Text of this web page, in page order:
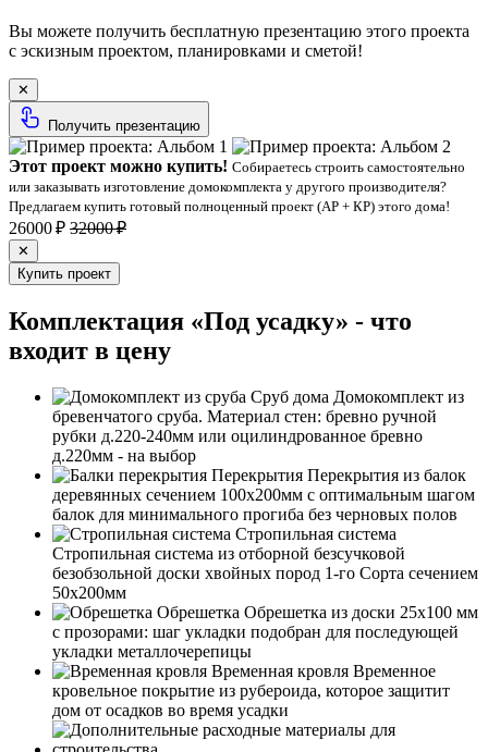
Вы можете получить бесплатную презентацию этого проекта
с эскизным проектом, планировками и сметой!
✕
Получить презентацию
Этот проект можно купить! Собираетесь строить самостоятельно
или заказывать изготовление домокомплекта у другого производителя?
Предлагаем купить готовый полноценный проект (АР + КР) этого дома!
26000 ₽ 32000 ₽
✕
Купить проект
Комплектация «Под усадку» - что
входит в цену
Сруб дома Домокомплект из
бревенчатого сруба. Материал стен: бревно ручной
рубки д.220-240мм или оцилиндрованное бревно
д.220мм - на выбор
Перекрытия Перекрытия из балок
деревянных сечением 100х200мм с оптимальным шагом
балок для минимального прогиба без черновых полов
Стропильная система
Стропильная система из отборной безсучковой
безобзольной доски хвойных пород 1-го Сорта сечением
50х200мм
Обрешетка Обрешетка из доски 25х100 мм
с прозорами: шаг укладки подобран для последующей
укладки металлочерепицы
Временная кровля Временное
кровельное покрытие из рубероида, которое защитит
дом от осадков во время усадки